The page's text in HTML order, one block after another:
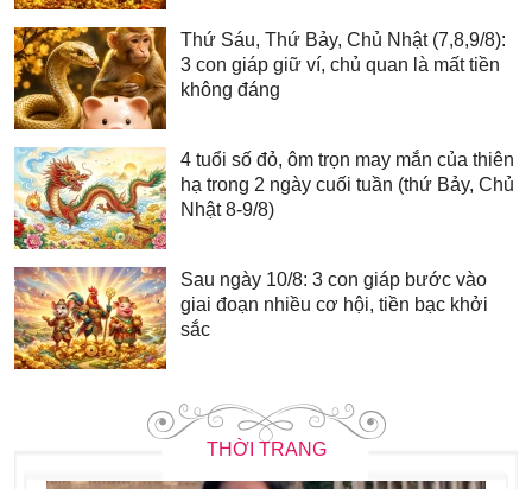
Thứ Sáu, Thứ Bảy, Chủ Nhật (7,8,9/8):
3 con giáp giữ ví, chủ quan là mất tiền
không đáng
4 tuổi số đỏ, ôm trọn may mắn của thiên
hạ trong 2 ngày cuối tuần (thứ Bảy, Chủ
Nhật 8-9/8)
Sau ngày 10/8: 3 con giáp bước vào
giai đoạn nhiều cơ hội, tiền bạc khởi
sắc
THỜI TRANG